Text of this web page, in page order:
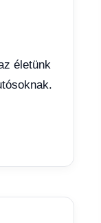
életünk